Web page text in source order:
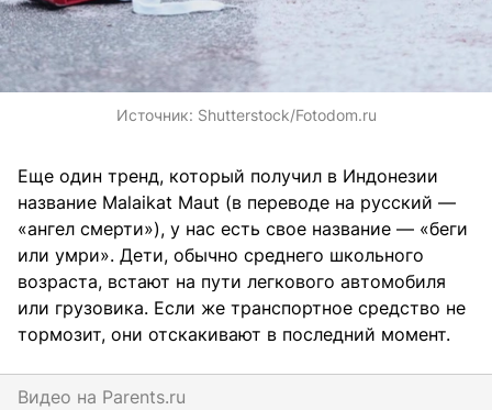
Источник: Shutterstock/Fotodom.ru
Еще один тренд, который получил в Индонезии
название Malaikat Maut (в переводе на русский —
«ангел смерти»), у нас есть свое название — «беги
или умри». Дети, обычно среднего школьного
возраста, встают на пути легкового автомобиля
или грузовика. Если же транспортное средство не
тормозит, они отскакивают в последний момент.
Видео на parents.ru